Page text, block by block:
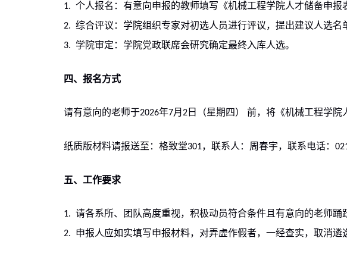
1.个人报名：有意向申报的教师填写《机械工程学院人才储备申报
2.综合评议：学院组织专家对初选人员进行评议，提出建议人选名
3. 学院审定：学院党政联席会研究确定最终入库人选。
四、报名方式
请有意向的老师于2026年7月 2 日（星期四） 前，将《机械工程学
纸质版材料请报送至：格致堂301，联系人：周春宇，联系电话：
五、工作要求
1.请各系所、团队高度重视，积极动员符合条件且有意向的老师踊
2. 申报人应如实填写申报材料，对弄虚作假者，一经查实，取消遴